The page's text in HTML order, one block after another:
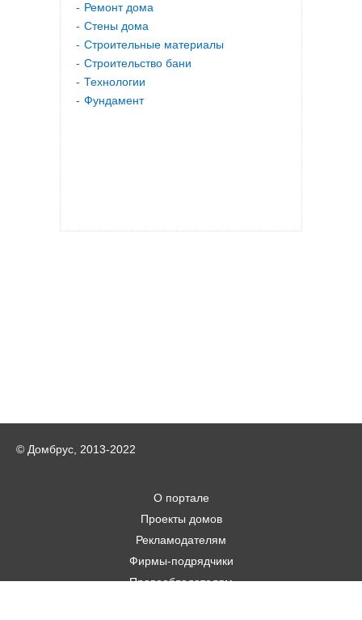
Ремонт дома
Стены дома
Строительные материалы
Строительство бани
Технологии
Фундамент
© Домбрус, 2013-2022
О портале
Проекты домов
Рекламодателям
Фирмы-подрядчики
Правообладателям